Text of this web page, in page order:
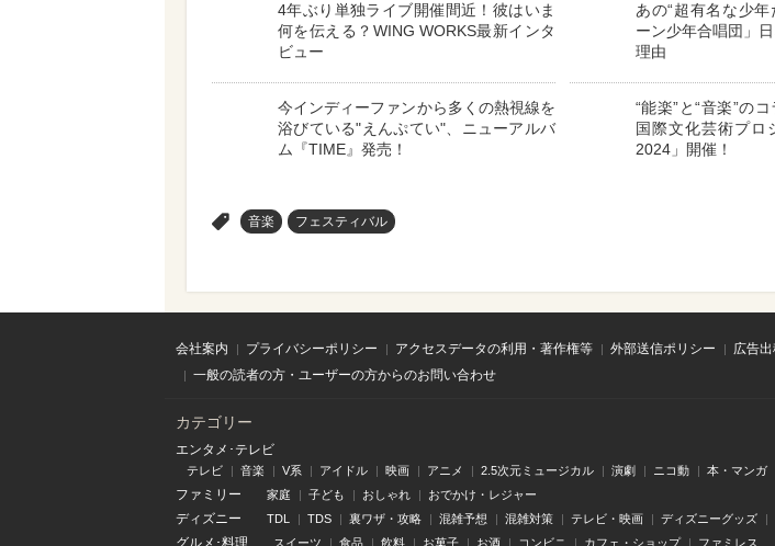
4年ぶり単独ライブ開催間近！彼はいま
何を伝える？WING WORKS最新インタ
ビュー
あの“超有名な少年
ーン少年合唱団」
理由
今インディーファンから多くの熱視線を
浴びている"えんぷてい"、ニューアルバ
ム『TIME』発売！
“能楽”と“音楽”の
国際文化芸術プロ
2024」開催！
音楽 フェスティバル
会社案内 プライバシーポリシー アクセスデータの利用・著作権等 外部送信ポリシー
広告
一般の読者の方・ユーザーの方からのお問い合わせ
カテゴリー
エンタメ･テレビ
テレビ 音楽 V系 アイドル 映画 アニメ 2.5次元ミュージカル 演劇 ニコ動 本・マンガ
ファミリー 家庭 子ども おしゃれ おでかけ・レジャー
ディズニー TDL TDS 裏ワザ・攻略 混雑予想 混雑対策 テレビ・映画 ディズニーグッズ
グルメ･料理 スイーツ 食品 飲料 お菓子 お酒 コンビニ カフェ・ショップ ファミレス